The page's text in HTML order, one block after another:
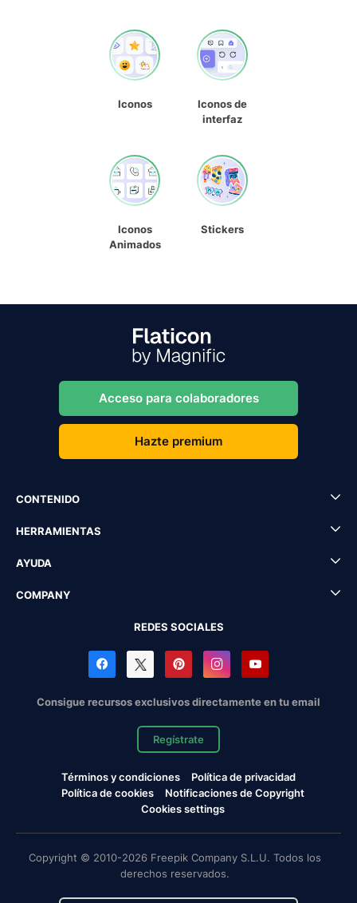
Iconos
Iconos de
interfaz
Iconos
Animados
Stickers
Acceso para colaboradores
Hazte premium
CONTENIDO
HERRAMIENTAS
AYUDA
COMPANY
REDES SOCIALES
Consigue recursos exclusivos directamente en tu email
Regístrate
Términos y condiciones
Política de privacidad
Política de cookies
Notificaciones de Copyright
Cookies settings
Copyright © 2010-2026 Freepik Company S.L.U. Todos los
derechos reservados.